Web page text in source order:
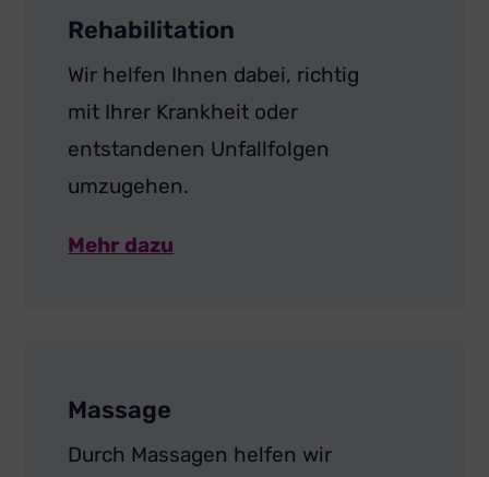
Rehabilitation
Wir helfen Ihnen dabei, richtig
mit Ihrer Krankheit oder
entstandenen Unfallfolgen
umzugehen.
Mehr dazu
Massage
Durch Massagen helfen wir